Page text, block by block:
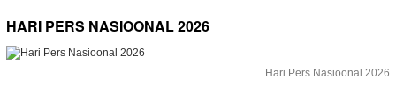
HARI PERS NASIOONAL 2026
Hari Pers Nasioonal 2026